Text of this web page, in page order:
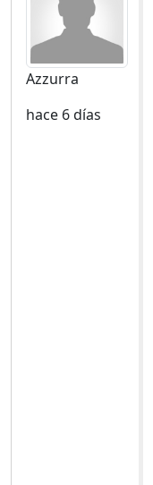
Azzurra
hace 6 días